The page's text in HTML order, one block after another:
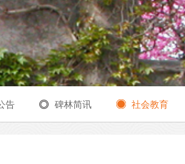
告 碑林简讯 社会教育